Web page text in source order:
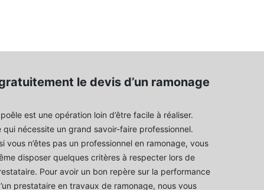
le devis d’un ramonage
est une opération loin d’être facile à réaliser.
qui nécessite un grand savoir-faire professionnel.
vous n’êtes pas un professionnel en ramonage, vous
disposer quelques critères à respecter lors de
Pour avoir un bon repère sur la performance
prestataire en travaux de ramonage, nous vous